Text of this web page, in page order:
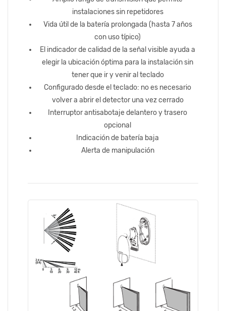
instalaciones sin repetidores
Vida útil de la batería prolongada (hasta 7 años
con uso típico)
El indicador de calidad de la señal visible ayuda a
elegir la ubicación óptima para la instalación sin
tener que ir y venir al teclado
Configurado desde el teclado: no es necesario
volver a abrir el detector una vez cerrado
Interruptor antisabotaje delantero y trasero
opcional
Indicación de batería baja
Alerta de manipulación